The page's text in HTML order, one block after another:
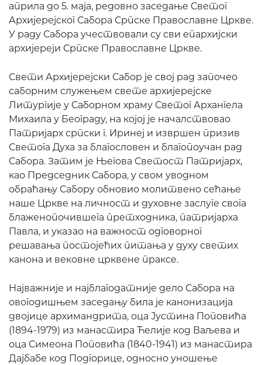
априла до 5. маја, редовно заседање Светог
Архијерејског Сабора Српске Православне Цркве.
У раду Сабора учествовали су сви епархијски
архијереји Српске Православне Цркве.
Свети Архијерејски Сабор је свој рад започео
саборним служењем свете архијерејске
Литургије у Саборном храму Светог Архангела
Михаила у Београду, на којој је началствовао
Патријарх српски г. Иринеј и извршен призив
Светога Духа за благословен и благопоучан рад
Сабора. Затим је Његова Светост Патријарх,
као Председник Сабора, у свом уводном
обраћању Сабору обновио молитвено сећање
наше Цркве на личност и духовне заслуге свога
блаженопочившега претходника, патријарха
Павла, и указао на важност одговорног
решавања постојећих питања у духу светих
канона и вековне црквене праксе.
Најважније и најблагодатније дело Сабора на
овогодишњем заседању била је канонизација
двојице архимандрита, оца Јустина Поповића
(1894-1979) из манастира Ћелије код Ваљева и
оца Симеона Поповића (1840-1941) из манастира
Дајбабе код Подгорице, односно уношење